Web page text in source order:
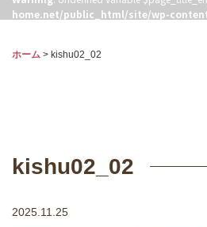
home.net/public_html/site/wp-
ホーム > kishu02_02
kishu02_02
2025.11.25